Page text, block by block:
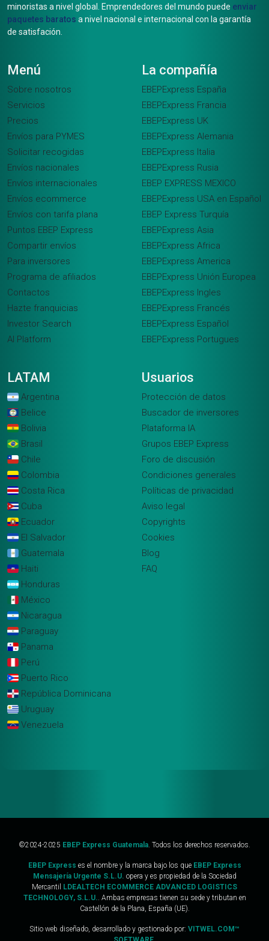
minoristas a nivel global. Emprendedores del mundo puede enviar
paquetes baratos a nivel nacional e internacional con la garantía
de satisfación.
Menú
Sobre nosotros
Servicios
Precios
Envíos para PYMES
Solicitar recogidas
Envíos nacionales
Envíos internacionales
Envíos ecommerce
Envíos con tarifa plana
Puntos EBEP Express
Compartir envíos
Para inversores
Programa de afiliados
Contactos
Hazte franquicias
Investor Search
AI Platform
La compañía
EBEPExpress España
EBEPExpress Francia
EBEPExpress UK
EBEPExpress Alemania
EBEPExpress Italia
EBEPExpress Rusia
EBEP EXPRESS MEXICO
EBEPExpress USA en Español
EBEP Express Turquía
EBEPExpress Asia
EBEPExpress Africa
EBEPExpress America
EBEPExpress Unión Europea
EBEPExpress Ingles
EBEPExpress Francés
EBEPExpress Español
EBEPExpress Portugues
LATAM
Argentina
Belice
Bolivia
Brasil
Chile
Colombia
Costa Rica
Cuba
Ecuador
El Salvador
Guatemala
Haiti
Honduras
México
Nicaragua
Paraguay
Panama
Perú
Puerto Rico
República Dominicana
Uruguay
Venezuela
Usuarios
Protección de datos
Buscador de inversores
Plataforma IA
Grupos EBEP Express
Foro de discusión
Condiciones generales
Políticas de privacidad
Aviso legal
Copyrights
Cookies
Blog
FAQ
©2024-2025 EBEP Express Guatemala. Todos los derechos reservados.
EBEP Express es el nombre y la marca bajo los que EBEP Express
Mensajería Urgente S.L.U. opera y es propiedad de la Sociedad
Mercantil
LDEALTECH ECOMMERCE ADVANCED LOGISTICS
TECHNOLOGY, S.L.U.. Ambas empresas tienen su sede y tributan en
Castellón de la Plana, España (UE).
Sitio web diseñado, desarrollado y gestionado por: VITWEL.COM™